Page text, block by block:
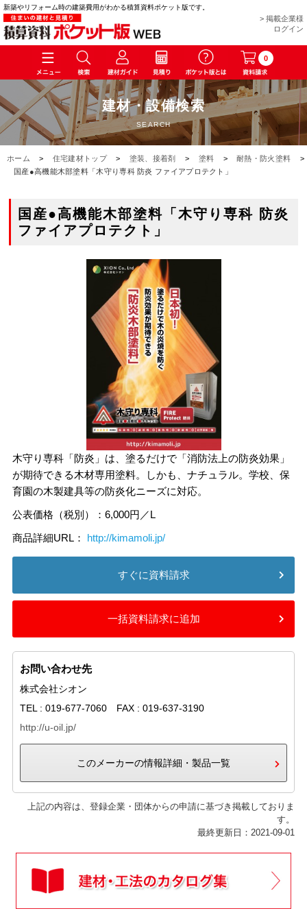
新築やリフォーム時の建築費用がわかる積算資料ポケット版です。
> 掲載企業様
ログイン
0
建材・設備検索
SEARCH
ホーム > 住宅建材トップ > 塗装、接着剤 > 塗料 > 耐熱・防火塗料
>
国産●高機能木部塗料「木守り専科 防炎 ファイアプロテクト」
国産●高機能木部塗料「木守り専科 防炎
ファイアプロテクト」
木守り専科「防炎」は、塗るだけで「消防法上の防炎効果」
が期待できる木材専用塗料。しかも、ナチュラル。学校、保
育園の木製建具等の防炎化ニーズに対応。
公表価格（税別）：6,000円／L
商品詳細URL： http://kimamoli.jp/
すぐに資料請求
一括資料請求に追加
お問い合わせ先
株式会社シオン
TEL : 019-677-7060 FAX : 019-637-3190
http://u-oil.jp/
このメーカーの情報詳細・製品一覧
上記の内容は、登録企業・団体からの申請に基づき掲載しておりま
す。
最終更新日：2021-09-01